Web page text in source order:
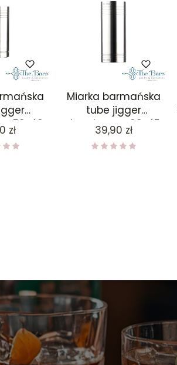
50, 40,
ml
zł
Miarka barmańska
tube jigger
dwustronna 60, 45,
37,5, 30, 22,5, 15 ml
Cena
39,90 zł